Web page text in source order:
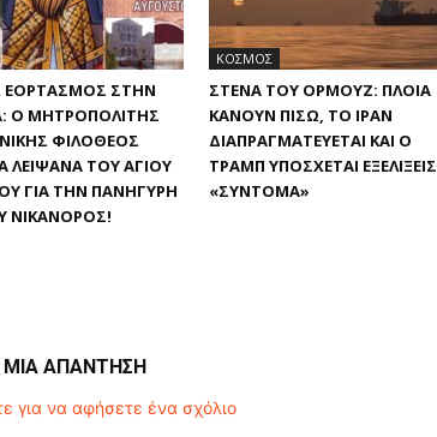
ΣΤΗΝ
Ο ΜΗΤΡΟΠΟΛΊΤΗΣ
ΦΙΛΌΘΕΟΣ
ΛΕΊΨΑΝΑ ΤΟΥ ΑΓΊΟΥ
ΓΙΑ ΤΗΝ ΠΑΝΉΓΥΡΗ
ΝΙΚΆΝΟΡΟΣ!
ΚΟΣΜΟΣ
ΣΤΕΝΆ ΤΟΥ ΟΡΜΟΎΖ: ΠΛΟΊΑ
ΚΆΝΟΥΝ ΠΊΣΩ, ΤΟ ΙΡΆΝ
ΔΙΑΠΡΑΓΜΑΤΕΎΕΤΑΙ ΚΑΙ Ο
ΤΡΑΜΠ ΥΠΌΣΧΕΤΑΙ ΕΞΕΛΊΞΕΙΣ
«ΣΎΝΤΟΜΑ»
ΑΠΑΝΤΗΣΗ
για να αφήσετε ένα σχόλιο